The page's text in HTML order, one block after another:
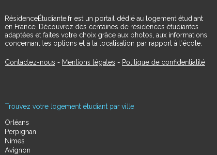
RésidenceÉtudiante.fr est un portail dédié au logement étudiant
en France. Découvrez des centaines de résidences étudiantes
adaptées et faites votre choix grâce aux photos, aux informations
concernant les options et à la localisation par rapport à l'école.
Contactez-nous - Mentions légales - Politique de confidentialité
Trouvez votre logement étudiant par ville
Orléans
Perpignan
Nimes
Avignon